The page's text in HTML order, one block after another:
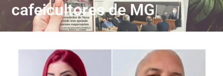
cafeicultores de MG